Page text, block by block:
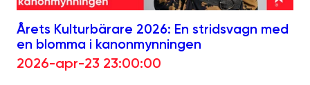
Årets Kulturbärare 2026: En stridsvagn med
en blomma i kanonmynningen
2026-apr-23 23:00:00